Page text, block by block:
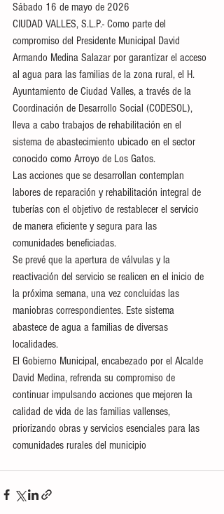
Sábado 16 de mayo de 2026
CIUDAD VALLES, S.L.P.- Como parte del
compromiso del Presidente Municipal David
Armando Medina Salazar por garantizar el acceso
al agua para las familias de la zona rural, el H.
Ayuntamiento de Ciudad Valles, a través de la
Coordinación de Desarrollo Social (CODESOL),
lleva a cabo trabajos de rehabilitación en el
sistema de abastecimiento ubicado en el sector
conocido como Arroyo de Los Gatos.
Las acciones que se desarrollan contemplan
labores de reparación y rehabilitación integral de
tuberías con el objetivo de restablecer el servicio
de manera eficiente y segura para las
comunidades beneficiadas.
Se prevé que la apertura de válvulas y la
reactivación del servicio se realicen en el inicio de
la próxima semana, una vez concluidas las
maniobras correspondientes. Este sistema
abastece de agua a familias de diversas
localidades.
El Gobierno Municipal, encabezado por el Alcalde
David Medina, refrenda su compromiso de
continuar impulsando acciones que mejoren la
calidad de vida de las familias vallenses,
priorizando obras y servicios esenciales para las
comunidades rurales del municipio